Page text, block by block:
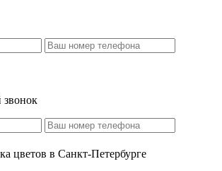
звонок
цветов в Санкт-Петербурге